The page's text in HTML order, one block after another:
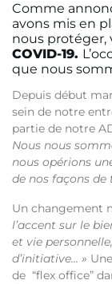
Comme
avons mis en
nous protéger,
COVID-19.
que nous
Depuis début
sein de notre
partie de notre
Nous nous
nous opérions
de nos façons de
Un changement
l’accent sur le
et vie
d’initiative… »
de “flex office”